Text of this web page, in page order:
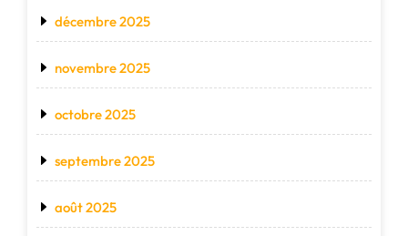
décembre 2025
novembre 2025
octobre 2025
septembre 2025
août 2025